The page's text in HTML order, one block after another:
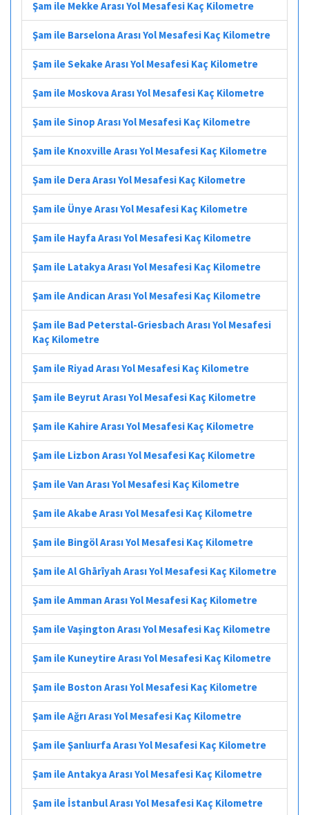
Şam ile Mekke Arası Yol Mesafesi Kaç Kilometre
Şam ile Barselona Arası Yol Mesafesi Kaç Kilometre
Şam ile Sekake Arası Yol Mesafesi Kaç Kilometre
Şam ile Moskova Arası Yol Mesafesi Kaç Kilometre
Şam ile Sinop Arası Yol Mesafesi Kaç Kilometre
Şam ile Knoxville Arası Yol Mesafesi Kaç Kilometre
Şam ile Dera Arası Yol Mesafesi Kaç Kilometre
Şam ile Ünye Arası Yol Mesafesi Kaç Kilometre
Şam ile Hayfa Arası Yol Mesafesi Kaç Kilometre
Şam ile Latakya Arası Yol Mesafesi Kaç Kilometre
Şam ile Andican Arası Yol Mesafesi Kaç Kilometre
Şam ile Bad Peterstal-Griesbach Arası Yol Mesafesi
Kaç Kilometre
Şam ile Riyad Arası Yol Mesafesi Kaç Kilometre
Şam ile Beyrut Arası Yol Mesafesi Kaç Kilometre
Şam ile Kahire Arası Yol Mesafesi Kaç Kilometre
Şam ile Lizbon Arası Yol Mesafesi Kaç Kilometre
Şam ile Van Arası Yol Mesafesi Kaç Kilometre
Şam ile Akabe Arası Yol Mesafesi Kaç Kilometre
Şam ile Bingöl Arası Yol Mesafesi Kaç Kilometre
Şam ile Al Ghārīyah Arası Yol Mesafesi Kaç Kilometre
Şam ile Amman Arası Yol Mesafesi Kaç Kilometre
Şam ile Vaşington Arası Yol Mesafesi Kaç Kilometre
Şam ile Kuneytire Arası Yol Mesafesi Kaç Kilometre
Şam ile Boston Arası Yol Mesafesi Kaç Kilometre
Şam ile Ağrı Arası Yol Mesafesi Kaç Kilometre
Şam ile Şanlıurfa Arası Yol Mesafesi Kaç Kilometre
Şam ile Antakya Arası Yol Mesafesi Kaç Kilometre
Şam ile İstanbul Arası Yol Mesafesi Kaç Kilometre